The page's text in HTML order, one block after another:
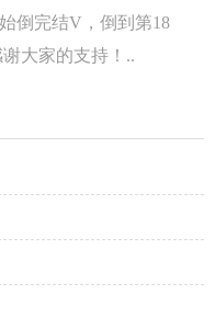
倒完结V，倒到第18
大家的支持！..